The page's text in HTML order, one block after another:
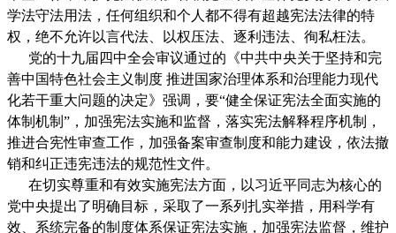
学法守法用法，任何组织和个人都不得有超越宪法法律的特
权，绝不允许以言代法、以权压法、逐利违法、徇私枉法。
党的十九届四中全会审议通过的《中共中央关于坚持和完
善中国特色社会主义制度 推进国家治理体系和治理能力现代
化若干重大问题的决定》强调，要“健全保证宪法全面实施的
体制机制”，加强宪法实施和监督，落实宪法解释程序机制，
推进合宪性审查工作，加强备案审查制度和能力建设，依法撤
销和纠正违宪违法的规范性文件。
在切实尊重和有效实施宪法方面，以习近平同志为核心的
党中央提出了明确目标，采取了一系列扎实举措，用科学有
效、系统完备的制度体系保证宪法实施，加强宪法监督，维护